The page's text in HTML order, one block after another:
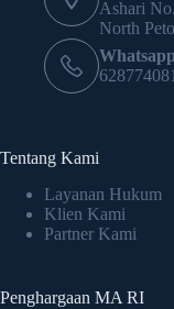
Ashari
North
Tentang Kami
Layanan Hukum
Klien Kami
Partner Kami
Penghargaan MA RI